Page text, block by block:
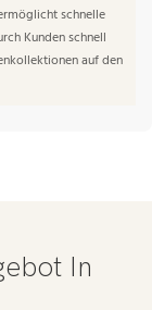
schnelle
Kunden schnell
auf den
In